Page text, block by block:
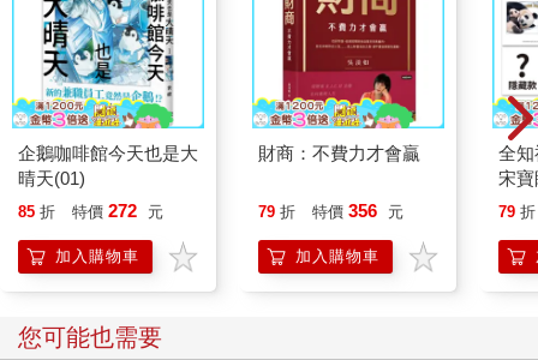
企鵝咖啡館今天也是大
晴天(01)
85 折 特價 272 元
加入購物車
財商：不費力才會贏
79 折 特價 356 元
加入購物車
全
宋
日
79 折
您可能也需要